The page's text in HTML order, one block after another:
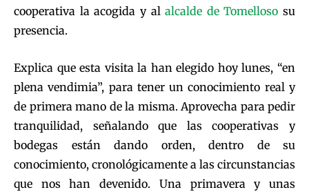
cooperativa la acogida y alalcalde de Tomelloso su
presencia.
Explica que esta visita la han elegido hoy lunes, “en
plena vendimia”, para tener un conocimiento real y
de primera mano de la misma. Aprovecha para pedir
tranquilidad, señalando que las cooperativas y
bodegas están dando orden, dentro de su
conocimiento, cronológicamente a las circunstancias
que nos han devenido. Una primavera y unas